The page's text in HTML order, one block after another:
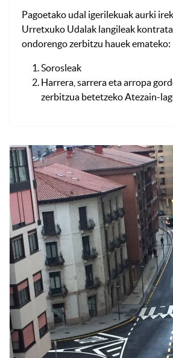
Pagoetako udal igerilekuak aurki
Urretxuko Udalak langileak
ondorengo zerbitzu hauek emateko:
Sorosleak
Harrera, sarrera eta arropa
zerbitzua betetzeko Atezain-